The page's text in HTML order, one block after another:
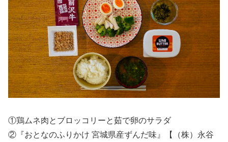
①鶏ムネ肉とブロッコリーと茹で卵のサラダ
②『おとなのふりかけ 宮城県産ずんだ味』【（株）永谷